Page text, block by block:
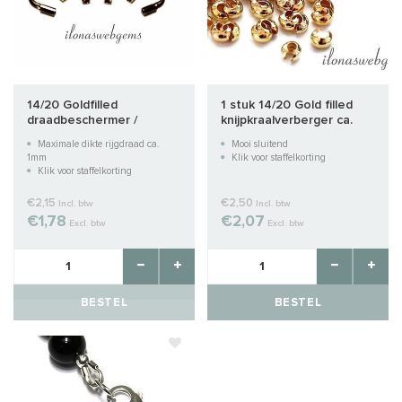
14/20 Goldfilled
draadbeschermer /
5.2mm
Maximale dikte rijgdraad ca.
1mm
Klik voor staffelkorting
€2,15 Incl. btw
€1,78 Excl. btw
BESTEL
1 stuk 14/20 Gold filled
knijpkraalverberger ca.
Mooi sluitend
Klik voor staffelkorting
€2,50 Incl. btw
€2,07 Excl. btw
BESTEL